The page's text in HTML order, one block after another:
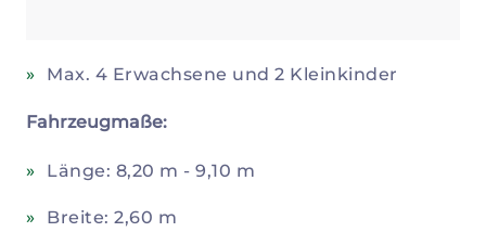
Max. 4 Erwachsene und 2 Kleinkinder
Fahrzeugmaße:
Länge: 8,20 m - 9,10 m
Breite: 2,60 m